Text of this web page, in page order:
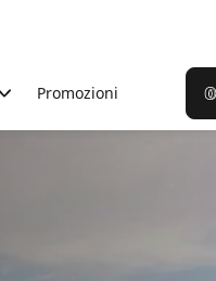
Promozioni